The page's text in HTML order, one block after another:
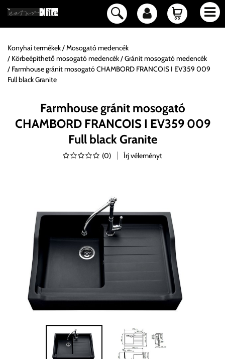
Konyhai termékek
Mosogató medencék
Körbeépíthető mosogató medencék
Gránit mosogató medencék
Farmhouse gránit mosogató CHAMBORD FRANCOIS I EV359 009
Full black Granite
Farmhouse gránit mosogató
CHAMBORD FRANCOIS I EV359 009
Full black Granite
(0) Írj véleményt